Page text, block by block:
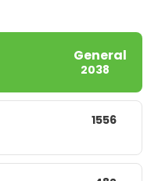
General
2038
1556